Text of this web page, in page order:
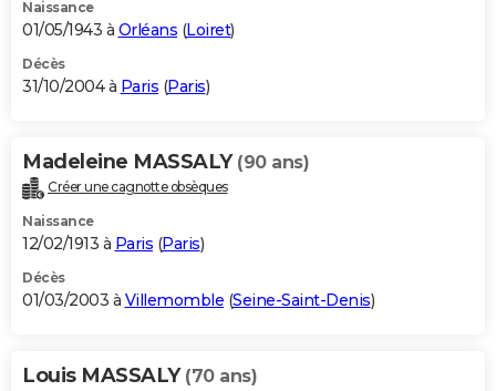
Naissance
01/05/1943 à Orléans (Loiret)
Décès
31/10/2004 à Paris (Paris)
Madeleine MASSALY (90 ans)
Créer une cagnotte obsèques
Naissance
12/02/1913 à Paris (Paris)
Décès
01/03/2003 à Villemomble (Seine-Saint-Denis)
Louis MASSALY (70 ans)